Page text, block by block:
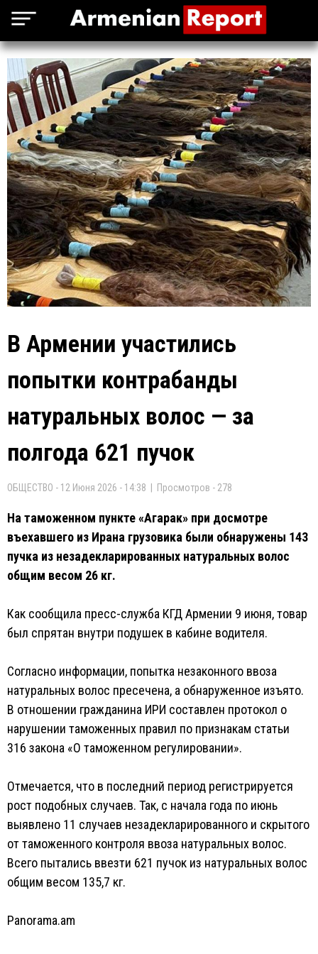
В Армении участились
попытки контрабанды
натуральных волос — за
полгода 621 пучок
ОБЩЕСТВО - 12 Июня 2026 - 14:38 | Просмотров - 278
На таможенном пункте «Агарак» при досмотре
въехавшего из Ирана грузовика были обнаружены 143
пучка из незадекларированных натуральных волос
общим весом 26 кг.
Как сообщила пресс-служба КГД Армении 9 июня, товар
был спрятан внутри подушек в кабине водителя.
Согласно информации, попытка незаконного ввоза
натуральных волос пресечена, а обнаруженное изъято.
В отношении гражданина ИРИ составлен протокол о
нарушении таможенных правил по признакам статьи
316 закона «О таможенном регулировании».
Отмечается, что в последний период регистрируется
рост подобных случаев. Так, с начала года по июнь
выявлено 11 случаев незадекларированного и скрытого
от таможенного контроля ввоза натуральных волос.
Всего пытались ввезти 621 пучок из натуральных волос
общим весом 135,7 кг.
Panorama.am